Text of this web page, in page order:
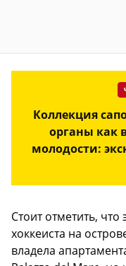
Коллекция
органы как
молодости:
Стоит отметить,
хоккеиста на
владела